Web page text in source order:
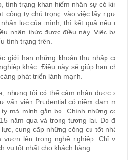
trạng khan hiếm nhân sự có kinh
công ty chú trọng vào việc lấy người
lực của mình, thì kết quả nếu có
nhận thức được điều này. Việc ban
tình trạng trên.
giới hạn những khoản thu nhập các
khác. Điều này sẽ giúp hạn chế
phát triển lành mạnh.
nhưng tôi có thể cảm nhận được sự
viên Prudential có niềm đam mê
mà mình gắn bó. Chính những con
năm qua và trong tương lai. Do đó,
cung cấp những công cụ tốt nhất,
lên trong nghề nghiệp. Chỉ với
vụ tốt nhất cho khách hàng.